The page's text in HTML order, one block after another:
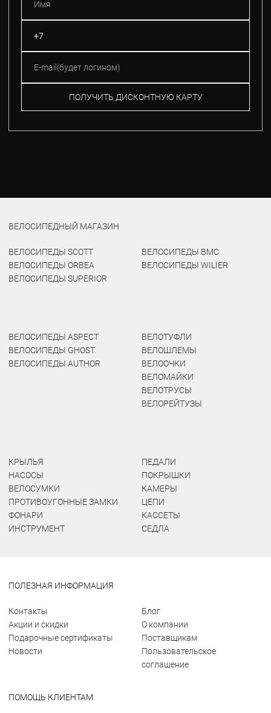
ПОЛУЧИТЬ ДИСКОНТНУЮ КАРТУ
ВЕЛОСИПЕДНЫЙ МАГАЗИН
ВЕЛОСИПЕДЫ SCOTT
ВЕЛОСИПЕДЫ ORBEA
ВЕЛОСИПЕДЫ SUPERIOR
ВЕЛОСИПЕДЫ BMC
ВЕЛОСИПЕДЫ WILIER
ВЕЛОСИПЕДЫ ASPECT
ВЕЛОСИПЕДЫ GHOST
ВЕЛОСИПЕДЫ AUTHOR
ВЕЛОТУФЛИ
ВЕЛОШЛЕМЫ
ВЕЛООЧКИ
ВЕЛОМАЙКИ
ВЕЛОТРУСЫ
ВЕЛОРЕЙТУЗЫ
КРЫЛЬЯ
НАСОСЫ
ВЕЛОСУМКИ
ПРОТИВОУГОННЫЕ ЗАМКИ
ФОНАРИ
ИНСТРУМЕНТ
ПЕДАЛИ
ПОКРЫШКИ
КАМЕРЫ
ЦЕПИ
КАССЕТЫ
СЕДЛА
ПОЛЕЗНАЯ ИНФОРМАЦИЯ
Контакты
Акции и скидки
Подарочные сертификаты
Новости
Блог
О компании
Поставщикам
Пользовательское
соглашение
ПОМОЩЬ КЛИЕНТАМ